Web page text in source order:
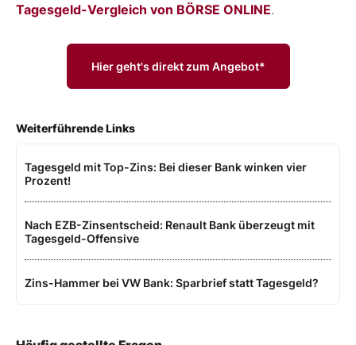
Tagesgeld-Vergleich von BÖRSE ONLINE.
Hier geht's direkt zum Angebot*
Weiterführende Links
Tagesgeld mit Top-Zins: Bei dieser Bank winken vier
Prozent!
Nach EZB-Zinsentscheid: Renault Bank überzeugt mit
Tagesgeld-Offensive
Zins-Hammer bei VW Bank: Sparbrief statt Tagesgeld?